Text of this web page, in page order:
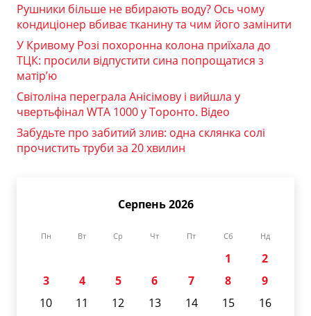
Рушники більше не вбирають воду? Ось чому
кондиціонер вбиває тканину та чим його замінити
У Кривому Розі похоронна колона приїхала до
ТЦК: просили відпустити сина попрощатися з
матір’ю
Світоліна переграла Анісімову і вийшла у
чвертьфінал WTA 1000 у Торонто. Відео
Забудьте про забитий злив: одна склянка солі
прочистить труби за 20 хвилин
Серпень 2026
Пн Вт Ср Чт Пт Сб Нд
1
2
3
4 5 6 7 8
9
10
11 12 13 14 15
16